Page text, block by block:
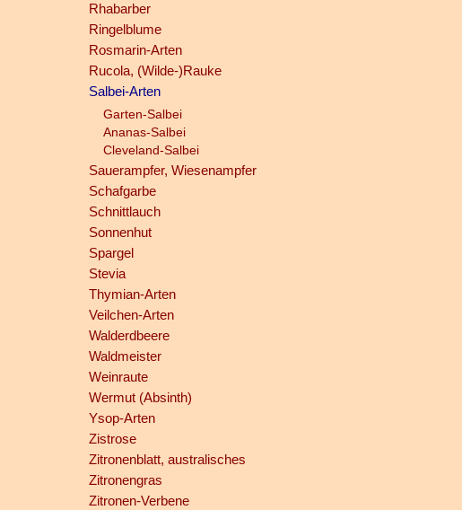
Rhabarber
Ringelblume
Rosmarin-Arten
Rucola, (Wilde-)Rauke
Salbei-Arten
Garten-Salbei
Ananas-Salbei
Cleveland-Salbei
Sauerampfer, Wiesenampfer
Schafgarbe
Schnittlauch
Sonnenhut
Spargel
Stevia
Thymian-Arten
Veilchen-Arten
Walderdbeere
Waldmeister
Weinraute
Wermut (Absinth)
Ysop-Arten
Zistrose
Zitronenblatt, australisches
Zitronengras
Zitronen-Verbene